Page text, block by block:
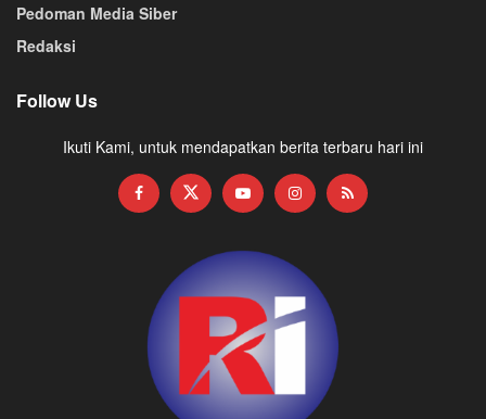
Pedoman Media Siber
Redaksi
Follow Us
Ikuti Kami, untuk mendapatkan berita terbaru hari ini